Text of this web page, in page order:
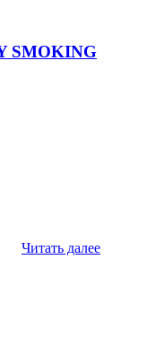
SMOKING
Читать далее